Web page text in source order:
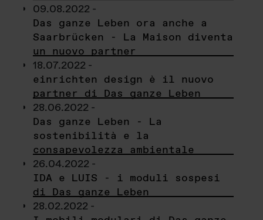
09.08.2022 -
Das ganze Leben ora anche a
Saarbrücken - La Maison diventa
un nuovo partner
18.07.2022 -
einrichten design è il nuovo
partner di Das ganze Leben
28.06.2022 -
Das ganze Leben - La
sostenibilità e la
consapevolezza ambientale
26.04.2022 -
IDA e LUIS - i moduli sospesi
di Das ganze Leben
28.02.2022 -